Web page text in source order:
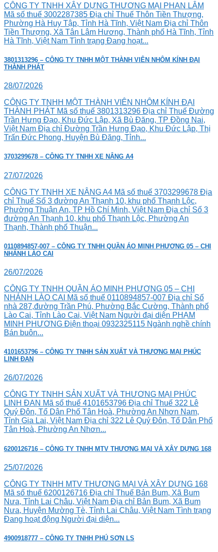
CÔNG TY TNHH XÂY DỰNG THƯƠNG MẠI PHAN LÂM
Mã số thuế 3002287385 Địa chỉ Thuế Thôn Tiền Thượng,
Phường Hà Huy Tập, Tỉnh Hà Tĩnh, Việt Nam Địa chỉ Thôn
Tiền Thượng, Xã Tân Lâm Hương, Thành phố Hà Tĩnh, Tỉnh
Hà Tĩnh, Việt Nam Tình trạng Đang hoạt...
3801313296 – CÔNG TY TNHH MỘT THÀNH VIÊN NHÔM KÍNH ĐẠI
THÀNH PHÁT
28/07/2026
CÔNG TY TNHH MỘT THÀNH VIÊN NHÔM KÍNH ĐẠI
THÀNH PHÁT Mã số thuế 3801313296 Địa chỉ Thuế Đường
Trần Hưng Đạo, Khu Đức Lập, Xã Bù Đăng, TP Đồng Nai,
Việt Nam Địa chỉ Đường Trần Hưng Đạo, Khu Đức Lập, Thị
Trấn Đức Phong, Huyện Bù Đăng, Tỉnh...
3703299678 – CÔNG TY TNHH XE NÂNG A4
27/07/2026
CÔNG TY TNHH XE NÂNG A4 Mã số thuế 3703299678 Địa
chỉ Thuế Số 3 đường An Thạnh 10, khu phố Thạnh Lộc,
Phường Thuận An, TP Hồ Chí Minh, Việt Nam Địa chỉ Số 3
đường An Thạnh 10, khu phố Thạnh Lộc, Phường An
Thạnh, Thành phố Thuận...
0110894857-007 – CÔNG TY TNHH QUẦN ÁO MINH PHƯƠNG 05 – CHI
NHÁNH LÀO CAI
26/07/2026
CÔNG TY TNHH QUẦN ÁO MINH PHƯƠNG 05 – CHI
NHÁNH LÀO CAI Mã số thuế 0110894857-007 Địa chỉ Số
nhà 287,đường Trần Phú, Phường Bắc Cường, Thành phố
Lào Cai, Tỉnh Lào Cai, Việt Nam Người đại diện PHẠM
MINH PHƯƠNG Điện thoại 0932325115 Ngành nghề chính
Bán buôn...
4101653796 – CÔNG TY TNHH SẢN XUẤT VÀ THƯƠNG MẠI PHÚC
LINH ĐAN
26/07/2026
CÔNG TY TNHH SẢN XUẤT VÀ THƯƠNG MẠI PHÚC
LINH ĐAN Mã số thuế 4101653796 Địa chỉ Thuế 322 Lê
Quý Đôn, Tổ Dân Phố Tân Hoà, Phường An Nhơn Nam,
Tỉnh Gia Lai, Việt Nam Địa chỉ 322 Lê Quý Đôn, Tổ Dân Phố
Tân Hoà, Phường An Nhơn...
6200126716 – CÔNG TY TNHH MTV THƯƠNG MẠI VÀ XÂY DỰNG 168
25/07/2026
CÔNG TY TNHH MTV THƯƠNG MẠI VÀ XÂY DỰNG 168
Mã số thuế 6200126716 Địa chỉ Thuế Bản Bum, Xã Bum
Nưa, Tỉnh Lai Châu, Việt Nam Địa chỉ Bản Bum, Xã Bum
Nưa, Huyện Mường Tè, Tỉnh Lai Châu, Việt Nam Tình trạng
Đang hoạt động Người đại diện...
4900918777 – CÔNG TY TNHH PHÚ SƠN LS